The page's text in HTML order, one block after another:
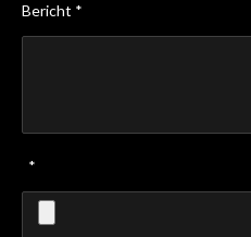
Bericht *
*